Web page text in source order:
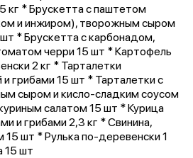
кг * Брускетта с паштетом
и инжиром), творожным сыром
* Брускетта с карбонадом,
черри 15 шт * Картофель
2 кг * Тарталетки
и грибами 15 шт * Тарталетки с
сыром и кисло-сладким соусом
салатом 15 шт * Курица
и грибами 2,3 кг * Свинина,
15 шт * Рулька по-деревенски 1
15 шт